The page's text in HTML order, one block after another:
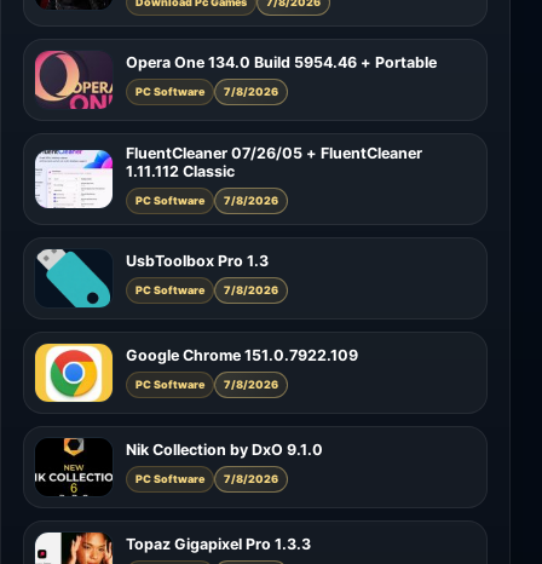
Opera One 134.0 Build 5954.46 + Portable
PC Software 7/8/2026
FluentCleaner 07/26/05 + FluentCleaner
1.11.112 Classic
PC Software 7/8/2026
UsbToolbox Pro 1.3
PC Software 7/8/2026
Google Chrome 151.0.7922.109
PC Software 7/8/2026
Nik Collection by DxO 9.1.0
PC Software 7/8/2026
Topaz Gigapixel Pro 1.3.3